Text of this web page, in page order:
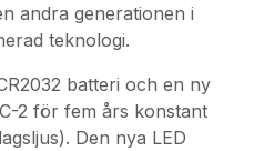
andra generationen i
teknologi.
batteri och en ny
2 för fem års konstant
Den nya LED